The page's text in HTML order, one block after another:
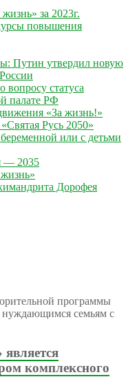
за 2023г.
повышения
Путин утвердил новую
вопросу статуса
палате РФ
«За жизнь!»
Русь 2050»
или с детьми
— 2035
Дорофея
программы
семьям с
комплексного